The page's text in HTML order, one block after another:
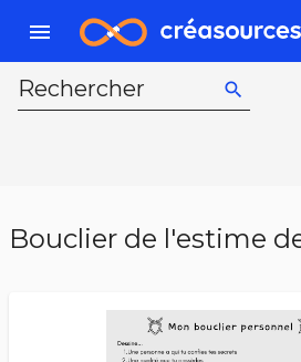
menu
Rechercher search
Bouclier de l'estime